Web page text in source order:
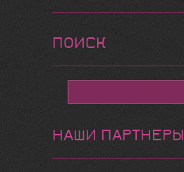
ПОИСК
НАШИ ПАРТНЕРЫ